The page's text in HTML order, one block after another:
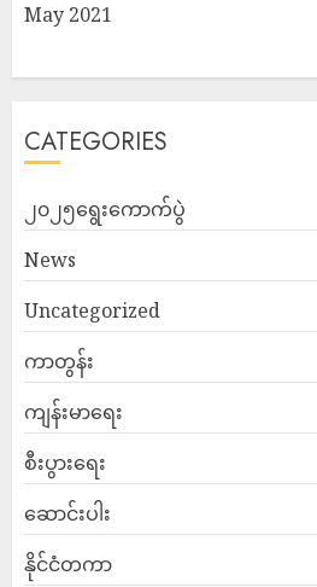
May 2021
CATEGORIES
၂၀၂၅ရွေးကောက်ပွဲ
News
Uncategorized
ကာတွန်း
ကျန်းမာရေး
စီးပွားရေး
ဆောင်းပါး
နိုင်ငံတကာ